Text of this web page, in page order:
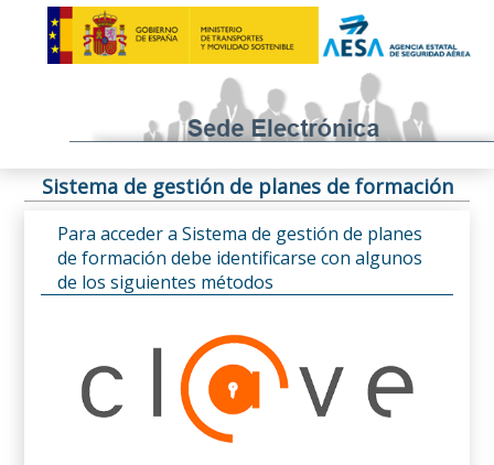
Sistema de gestión de planes de formación
Para acceder a Sistema de gestión de planes
de formación debe identificarse con algunos
de los siguientes métodos